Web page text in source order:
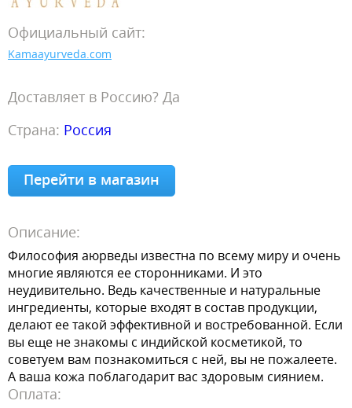
Официальный сайт:
Kamaayurveda.com
Доставляет в Россию? Да
Страна: Россия
Перейти в магазин
Описание:
Философия аюрведы известна по всему миру и очень
многие являются ее сторонниками. И это
неудивительно. Ведь качественные и натуральные
ингредиенты, которые входят в состав продукции,
делают ее такой эффективной и востребованной. Если
вы еще не знакомы с индийской косметикой, то
советуем вам познакомиться с ней, вы не пожалеете.
А ваша кожа поблагодарит вас здоровым сиянием.
Оплата: